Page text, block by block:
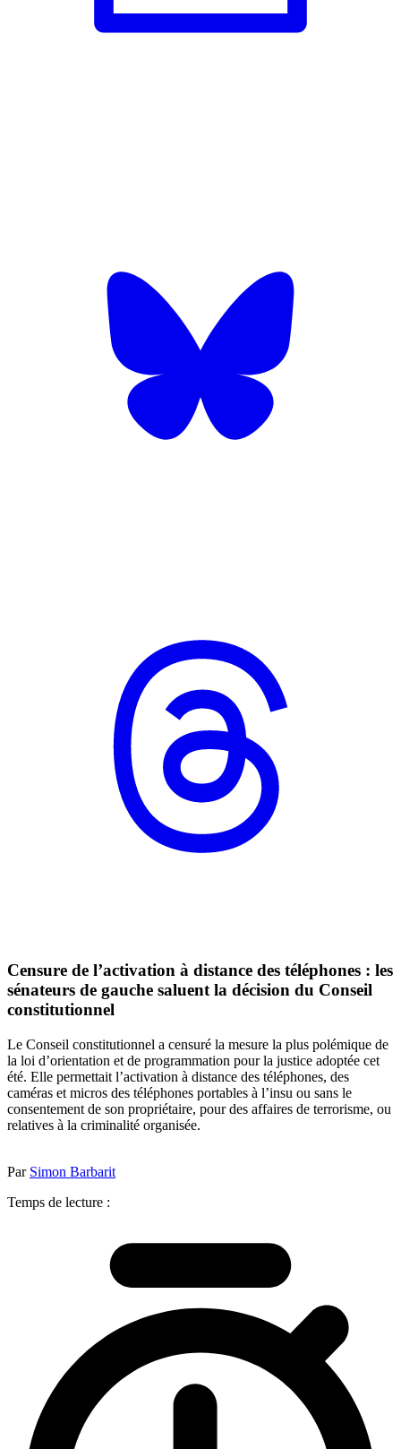
Censure de l’activation à distance des téléphones : les
sénateurs de gauche saluent la décision du Conseil
constitutionnel
Le Conseil constitutionnel a censuré la mesure la plus polémique de
la loi d’orientation et de programmation pour la justice adoptée cet
été. Elle permettait l’activation à distance des téléphones, des
caméras et micros des téléphones portables à l’insu ou sans le
consentement de son propriétaire, pour des affaires de terrorisme, ou
relatives à la criminalité organisée.
Par Simon Barbarit
Temps de lecture :